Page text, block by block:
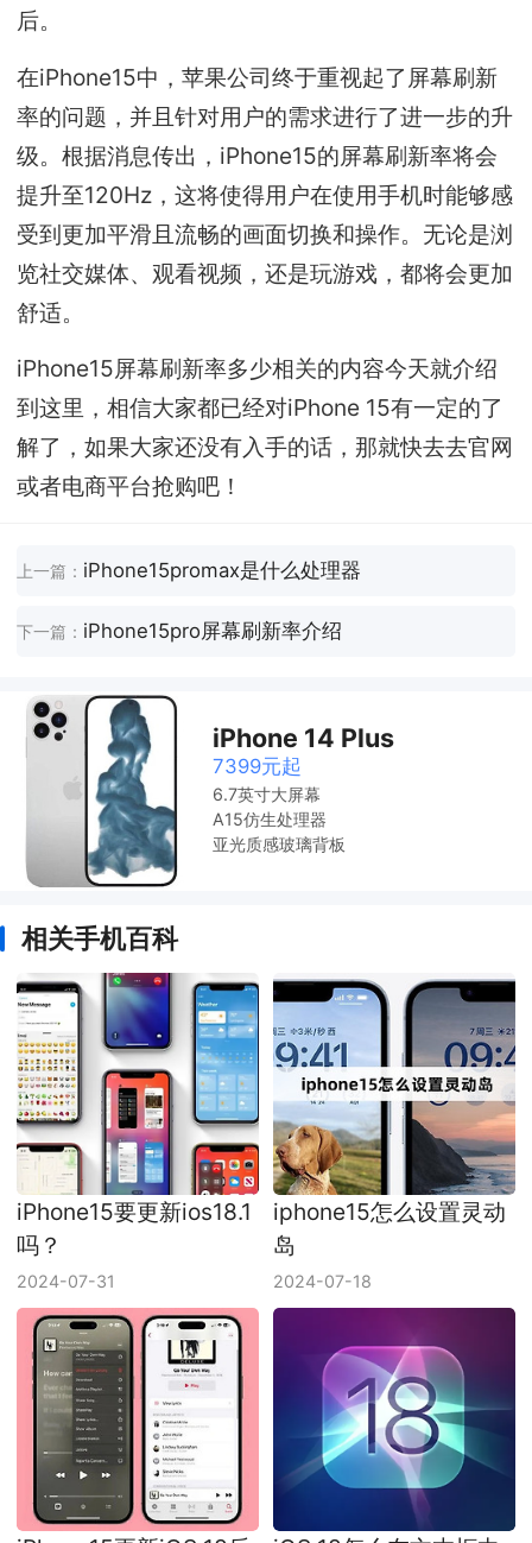
后。
在iPhone15中，苹果公司终于重视起了屏幕刷新
率的问题，并且针对用户的需求进行了进一步的升
级。根据消息传出，iPhone15的屏幕刷新率将会
提升至120Hz，这将使得用户在使用手机时能够感
受到更加平滑且流畅的画面切换和操作。无论是浏
览社交媒体、观看视频，还是玩游戏，都将会更加
舒适。
iPhone15屏幕刷新率多少相关的内容今天就介绍
到这里，相信大家都已经对iPhone 15有一定的了
解了，如果大家还没有入手的话，那就快去去官网
或者电商平台抢购吧！
上一篇： iPhone15promax是什么处理器
下一篇： iPhone15pro屏幕刷新率介绍
iPhone 14 Plus
7399元起
6.7英寸大屏幕
A15仿生处理器
亚光质感玻璃背板
相关手机百科
iPhone15要更新ios18.1
吗？
2024-07-31
iphone15怎么设置灵动
岛
2024-07-18